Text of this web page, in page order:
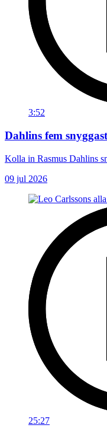
3:52
Dahlins fem
Kolla in Rasmus Dahlins
09 jul 2026
25:27